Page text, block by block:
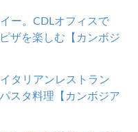
ー。CDLオフィスで
ザを楽しむ【カンボジ
タリアンレストラン
スタ料理【カンボジア